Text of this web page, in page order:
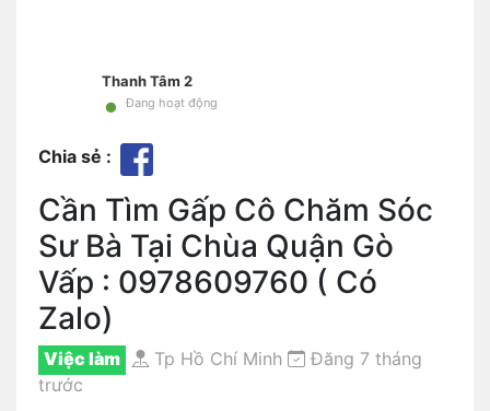
Thanh Tâm 2
• Đang hoạt động
Chia sẻ :
Cần Tìm Gấp Cô Chăm Sóc
Sư Bà Tại Chùa Quận Gò
Vấp : 0978609760 ( Có
Zalo)
Việc làm Tp Hồ Chí Minh
Đăng 7 tháng
trước